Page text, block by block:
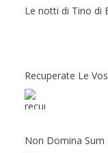
Le notti di Tino di
Recuperate Le
Non Domina